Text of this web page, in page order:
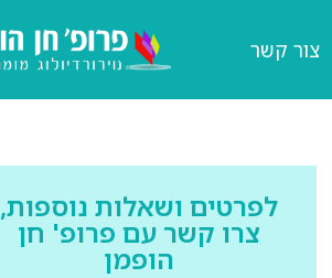
צור קשר
לפרטים ושאלות נוספות,
צרו קשר עם פרופ' חן
הופמן